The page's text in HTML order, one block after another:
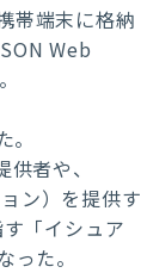
帯端末に格納
Web
者や、
ン）を提供す
「イシュア
た。